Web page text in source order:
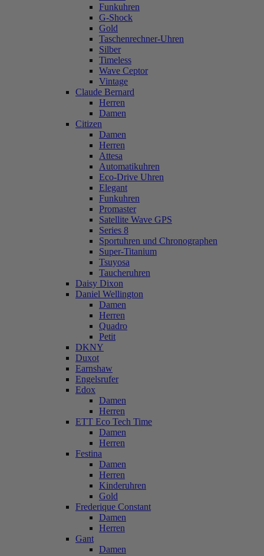
Funkuhren
G-Shock
Gold
Taschenrechner-Uhren
Silber
Timeless
Wave Ceptor
Vintage
Claude Bernard
Herren
Damen
Citizen
Damen
Herren
Attesa
Automatikuhren
Eco-Drive Uhren
Elegant
Funkuhren
Promaster
Satellite Wave GPS
Series 8
Sportuhren und Chronographen
Super-Titanium
Tsuyosa
Taucheruhren
Daisy Dixon
Daniel Wellington
Damen
Herren
Quadro
Petit
DKNY
Duxot
Earnshaw
Engelsrufer
Edox
Damen
Herren
ETT Eco Tech Time
Damen
Herren
Festina
Damen
Herren
Kinderuhren
Gold
Frederique Constant
Damen
Herren
Gant
Damen